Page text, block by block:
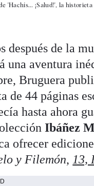
'Hachís... ¡Salud!', la
después de la
una aventura
Bruguera
de 44 páginas
hasta ahora
Ibáñez
ofrecer
y Filemón, 13,